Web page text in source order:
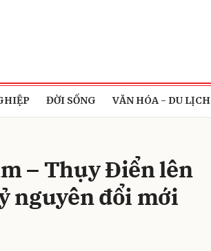
ĐỜI SỐNG VĂN HÓA - DU LỊCH
– Thụy Điển lên
nguyên đổi mới